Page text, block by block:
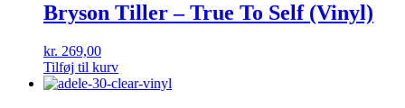
Bryson Tiller – True To Self (Vinyl)
kr. 269,00
Tilføj til kurv